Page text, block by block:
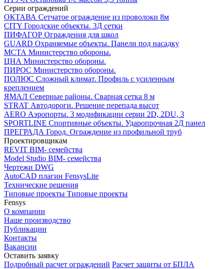
Серии ограждений
ОКТАВА Сетчатое ограждение из проволоки 8м
CITY Городские объекты. 3Д сетки
ПИФАГОР Ограждения для школ
GUARD Охраняемые объекты. Панели под насадку
МСТА Министерство обороны.
ЦНА Министерство обороны.
ПИРОС Министерство обороны.
ПОЛЮС Сложный климат. Профиль с усиленным
креплением
ЯМАЛ Северные районы. Сварная сетка 8 м
STRAT Автодороги. Решение перепада высот
AERO Аэропорты. 3 модификации серии 2D, 2DU, 3
SPORTLINE Спортивные объекты. Ударопрочная 2Д панел
ПРЕГРАДА Город. Ограждение из профильной труб
Проектировщикам
REVIT BIM- семейства
Model Studio BIM- семейства
Чертежи DWG
AutoCAD плагин FensysLite
Технические решения
Типовые проекты Типовые проекты
Fensys
О компании
Наше производство
Публикации
Контакты
Вакансии
Оставить заявку
Подробный расчет ограждений Расчет защиты от БПЛА